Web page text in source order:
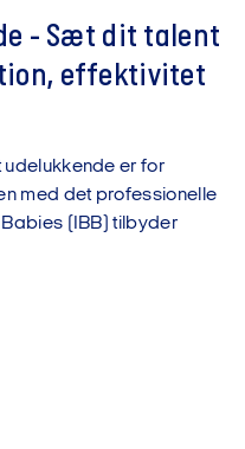
- Sæt dit talent
effektivitet
er for
med det professionelle
(IBB) tilbyder